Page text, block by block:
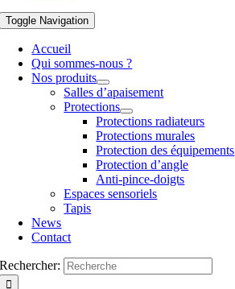
Toggle Navigation
Accueil
Qui sommes-nous ?
Nos produits
Salles d’apaisement
Protections
Protections radiateurs
Protections murales
Protection des équipements
Protection d’angle
Anti-pince-doigts
Espaces sensoriels
Tapis
News
Contact
Rechercher: